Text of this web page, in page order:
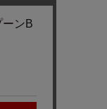
ーンB